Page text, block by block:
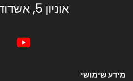
אוניון 5, אשדוד
מידע שימושי